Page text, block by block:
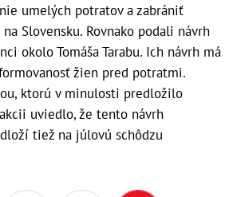
umelých potratov a zabrániť
Slovensku. Rovnako podali návrh
okolo Tomáša Tarabu. Ich návrh má
žien pred potratmi.
ktorú v minulosti predložilo
uviedlo, že tento návrh
tiež na júlovú schôdzu